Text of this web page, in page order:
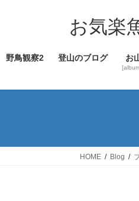
ツ
ス
シ
ン
お気楽
野鳥観察2 登山のブログ お
HOME Blog